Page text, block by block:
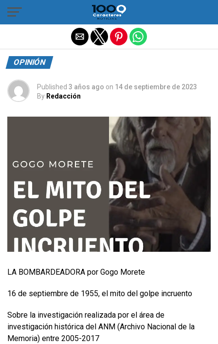
OPINIÓN
Published 3 años ago on 14 de septiembre de 2023
By Redacción
LA BOMBARDEADORA por Gogo Morete
16 de septiembre de 1955, el mito del golpe incruento
Sobre la investigación realizada por el área de
investigación histórica del ANM (Archivo Nacional de la
Memoria) entre 2005-2017
Salir de la versión móvil